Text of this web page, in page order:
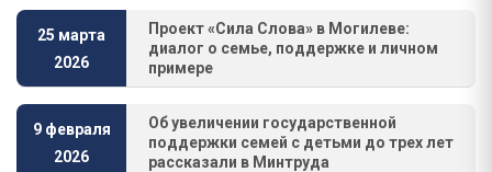
25 марта
2026
Проект «Сила Слова» в Могилеве:
диалог о семье, поддержке и личном
примере
9 февраля
2026
Об увеличении государственной
поддержки семей с детьми до трех лет
рассказали в Минтруда